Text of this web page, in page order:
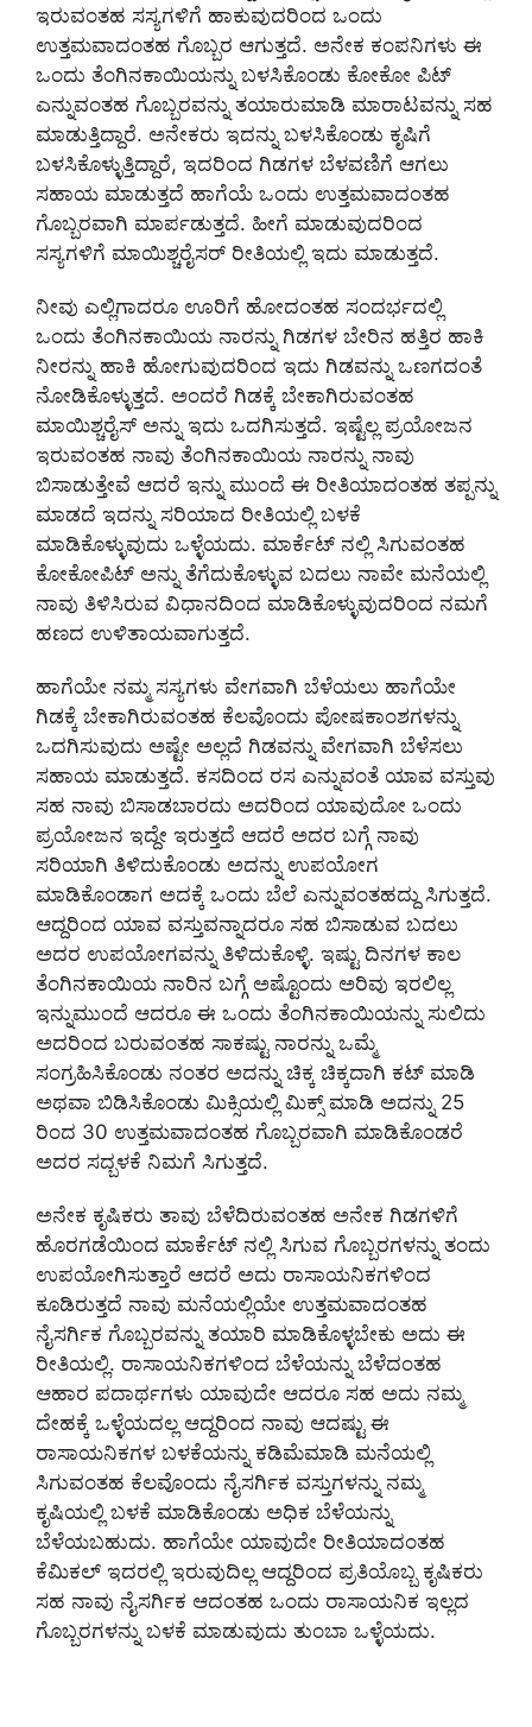
ಇರುವಂತಹ ಸಸ್ಯಗಳಿಗೆ ಹಾಕುವುದರಿಂದ ಒಂದು
ಉತ್ತಮವಾದಂತಹ ಗೊಬ್ಬರ ಆಗುತ್ತದೆ. ಅನೇಕ ಕಂಪನಿಗಳು ಈ
ಒಂದು ತೆಂಗಿನಕಾಯಿಯನ್ನು ಬಳಸಿಕೊಂಡು ಕೋಕೋ ಪಿಟ್
ಎನ್ನುವಂತಹ ಗೊಬ್ಬರವನ್ನು ತಯಾರುಮಾಡಿ ಮಾರಾಟವನ್ನು ಸಹ
ಮಾಡುತ್ತಿದ್ದಾರೆ. ಅನೇಕರು ಇದನ್ನು ಬಳಸಿಕೊಂಡು ಕೃಷಿಗೆ
ಬಳಸಿಕೊಳ್ಳುತ್ತಿದ್ದಾರೆ, ಇದರಿಂದ ಗಿಡಗಳ ಬೆಳವಣಿಗೆ ಆಗಲು
ಸಹಾಯ ಮಾಡುತ್ತದೆ ಹಾಗೆಯೆ ಒಂದು ಉತ್ತಮವಾದಂತಹ
ಗೊಬ್ಬರವಾಗಿ ಮಾರ್ಪಡುತ್ತದೆ. ಹೀಗೆ ಮಾಡುವುದರಿಂದ
ಸಸ್ಯಗಳಿಗೆ ಮಾಯಿಶ್ಚರೈಸರ್ ರೀತಿಯಲ್ಲಿ ಇದು ಮಾಡುತ್ತದೆ.
ನೀವು ಎಲ್ಲಿಗಾದರೂ ಊರಿಗೆ ಹೋದಂತಹ ಸಂದರ್ಭದಲ್ಲಿ
ಒಂದು ತೆಂಗಿನಕಾಯಿಯ ನಾರನ್ನು ಗಿಡಗಳ ಬೇರಿನ ಹತ್ತಿರ ಹಾಕಿ
ನೀರನ್ನು ಹಾಕಿ ಹೋಗುವುದರಿಂದ ಇದು ಗಿಡವನ್ನು ಒಣಗದಂತೆ
ನೋಡಿಕೊಳ್ಳುತ್ತದೆ. ಅಂದರೆ ಗಿಡಕ್ಕೆ ಬೇಕಾಗಿರುವಂತಹ
ಮಾಯಿಶ್ಚರೈಸ್ ಅನ್ನು ಇದು ಒದಗಿಸುತ್ತದೆ. ಇಷ್ಟೆಲ್ಲ ಪ್ರಯೋಜನ
ಇರುವಂತಹ ನಾವು ತೆಂಗಿನಕಾಯಿಯ ನಾರನ್ನು ನಾವು
ಬಿಸಾಡುತ್ತೇವೆ ಆದರೆ ಇನ್ನು ಮುಂದೆ ಈ ರೀತಿಯಾದಂತಹ ತಪ್ಪನ್ನು
ಮಾಡದೆ ಇದನ್ನು ಸರಿಯಾದ ರೀತಿಯಲ್ಲಿ ಬಳಕೆ
ಮಾಡಿಕೊಳ್ಳುವುದು ಒಳ್ಳೆಯದು. ಮಾರ್ಕೆಟ್ ನಲ್ಲಿ ಸಿಗುವಂತಹ
ಕೋಕೋಪಿಟ್ ಅನ್ನು ತೆಗೆದುಕೊಳ್ಳುವ ಬದಲು ನಾವೇ ಮನೆಯಲ್ಲಿ
ನಾವು ತಿಳಿಸಿರುವ ವಿಧಾನದಿಂದ ಮಾಡಿಕೊಳ್ಳುವುದರಿಂದ ನಮಗೆ
ಹಣದ ಉಳಿತಾಯವಾಗುತ್ತದೆ.
ಹಾಗೆಯೇ ನಮ್ಮ ಸಸ್ಯಗಳು ವೇಗವಾಗಿ ಬೆಳೆಯಲು ಹಾಗೆಯೇ
ಗಿಡಕ್ಕೆ ಬೇಕಾಗಿರುವಂತಹ ಕೆಲವೊಂದು ಪೋಷಕಾಂಶಗಳನ್ನು
ಒದಗಿಸುವುದು ಅಷ್ಟೇ ಅಲ್ಲದೆ ಗಿಡವನ್ನು ವೇಗವಾಗಿ ಬೆಳೆಸಲು
ಸಹಾಯ ಮಾಡುತ್ತದೆ. ಕಸದಿಂದ ರಸ ಎನ್ನುವಂತೆ ಯಾವ ವಸ್ತುವು
ಸಹ ನಾವು ಬಿಸಾಡಬಾರದು ಅದರಿಂದ ಯಾವುದೋ ಒಂದು
ಪ್ರಯೋಜನ ಇದ್ದೇ ಇರುತ್ತದೆ ಆದರೆ ಅದರ ಬಗ್ಗೆ ನಾವು
ಸರಿಯಾಗಿ ತಿಳಿದುಕೊಂಡು ಅದನ್ನು ಉಪಯೋಗ‌
ಮಾಡಿಕೊಂಡಾಗ ಅದಕ್ಕೆ ಒಂದು ಬೆಲೆ ಎನ್ನುವಂತಹದ್ದು ಸಿಗುತ್ತದೆ.
ಆದ್ದರಿಂದ ಯಾವ ವಸ್ತುವನ್ನಾದರೂ ಸಹ ಬಿಸಾಡುವ ಬದಲು
ಅದರ ಉಪಯೋಗವನ್ನು ತಿಳಿದುಕೊಳ್ಳಿ. ಇಷ್ಟು ದಿನಗಳ ಕಾಲ
ತೆಂಗಿನಕಾಯಿಯ ನಾರಿನ ಬಗ್ಗೆ ಅಷ್ಟೊಂದು ಅರಿವು ಇರಲಿಲ್ಲ
ಇನ್ನುಮುಂದೆ ಆದರೂ ಈ ಒಂದು ತೆಂಗಿನಕಾಯಿಯನ್ನು ಸುಲಿದು
ಅದರಿಂದ ಬರುವಂತಹ ಸಾಕಷ್ಟು ನಾರನ್ನು ಒಮ್ಮೆ
ಸಂಗ್ರಹಿಸಿಕೊಂಡು ನಂತರ ಅದನ್ನು ಚಿಕ್ಕ ಚಿಕ್ಕದಾಗಿ ಕಟ್ ಮಾಡಿ
ಅಥವಾ ಬಿಡಿಸಿಕೊಂಡು ಮಿಕ್ಸಿಯಲ್ಲಿ ಮಿಕ್ಸ್ ಮಾಡಿ ಅದನ್ನು 25
ರಿಂದ 30 ಉತ್ತಮವಾದಂತಹ ಗೊಬ್ಬರವಾಗಿ ಮಾಡಿಕೊಂಡರೆ
ಅದರ ಸದ್ಬಳಕೆ ನಿಮಗೆ ಸಿಗುತ್ತದೆ.
ಅನೇಕ ಕೃಷಿಕರು ತಾವು ಬೆಳೆದಿರುವಂತಹ ಅನೇಕ ಗಿಡಗಳಿಗೆ
ಹೊರಗಡೆಯಿಂದ ಮಾರ್ಕೆಟ್ ನಲ್ಲಿ ಸಿಗುವ ಗೊಬ್ಬರಗಳನ್ನು ತಂದು
ಉಪಯೋಗಿಸುತ್ತಾರೆ ಆದರೆ ಅದು ರಾಸಾಯನಿಕಗಳಿಂದ
ಕೂಡಿರುತ್ತದೆ ನಾವು ಮನೆಯಲ್ಲಿಯೇ ಉತ್ತಮವಾದಂತಹ
ನೈಸರ್ಗಿಕ ಗೊಬ್ಬರವನ್ನು ತಯಾರಿ ಮಾಡಿಕೊಳ್ಳಬೇಕು ಅದು ಈ
ರೀತಿಯಲ್ಲಿ. ರಾಸಾಯನಿಕಗಳಿಂದ ಬೆಳೆಯನ್ನು ಬೆಳೆದಂತಹ
ಆಹಾರ ಪದಾರ್ಥಗಳು ಯಾವುದೇ ಆದರೂ ಸಹ ಅದು ನಮ್ಮ
ದೇಹಕ್ಕೆ ಒಳ್ಳೆಯದಲ್ಲ ಆದ್ದರಿಂದ ನಾವು ಆದಷ್ಟು ಈ
ರಾಸಾಯನಿಕಗಳ ಬಳಕೆಯನ್ನು ಕಡಿಮೆಮಾಡಿ ಮನೆಯಲ್ಲಿ
ಸಿಗುವಂತಹ ಕೆಲವೊಂದು ನೈಸರ್ಗಿಕ ವಸ್ತುಗಳನ್ನು ನಮ್ಮ
ಕೃಷಿಯಲ್ಲಿ ಬಳಕೆ ಮಾಡಿಕೊಂಡು ಅಧಿಕ ಬೆಳೆಯನ್ನು
ಬೆಳೆಯಬಹುದು. ಹಾಗೆಯೇ ಯಾವುದೇ ರೀತಿಯಾದಂತಹ
ಕೆಮಿಕಲ್ ಇದರಲ್ಲಿ ಇರುವುದಿಲ್ಲ ಆದ್ದರಿಂದ ಪ್ರತಿಯೊಬ್ಬ ಕೃಷಿಕರು
ಸಹ ನಾವು ನೈಸರ್ಗಿಕ ಆದಂತಹ ಒಂದು ರಾಸಾಯನಿಕ ಇಲ್ಲದ
ಗೊಬ್ಬರಗಳನ್ನು ಬಳಕೆ ಮಾಡುವುದು ತುಂಬಾ ಒಳ್ಳೆಯದು.